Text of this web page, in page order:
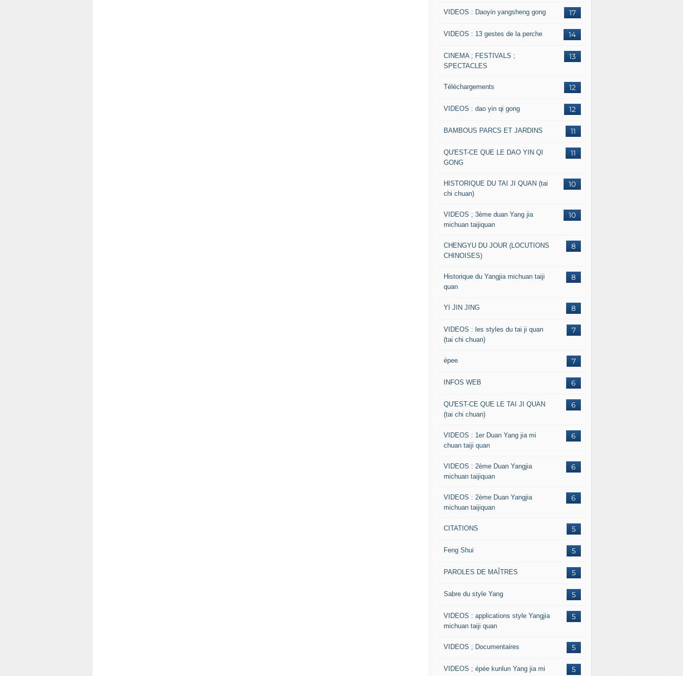
17
VIDEOS : Daoyin yangsheng gong
14
VIDEOS : 13 gestes de la perche
13
CINEMA ; FESTIVALS ;
SPECTACLES
12
Téléchargements
12
VIDEOS : dao yin qi gong
11
BAMBOUS PARCS ET JARDINS
11
QU'EST-CE QUE LE DAO YIN QI
GONG
10
HISTORIQUE DU TAI JI QUAN (tai
chi chuan)
10
VIDEOS ; 3ème duan Yang jia
michuan taijiquan
8
CHENGYU DU JOUR (LOCUTIONS
CHINOISES)
8
Historique du Yangjia michuan taiji
quan
8
YI JIN JING
7
VIDEOS : les styles du tai ji quan
(tai chi chuan)
7
épee
6
INFOS WEB
6
QU'EST-CE QUE LE TAI JI QUAN
(tai chi chuan)
6
VIDEOS : 1er Duan Yang jia mi
chuan taiji quan
6
VIDEOS : 2ème Duan Yangjia
michuan taijiquan
6
VIDEOS : 2ème Duan Yangjia
michuan taijiquan
5
CITATIONS
5
Feng Shui
5
PAROLES DE MAÎTRES
5
Sabre du style Yang
5
VIDEOS : applications style Yangjia
michuan taiji quan
5
VIDEOS ; Documentaires
5
VIDEOS ; épée kunlun Yang jia mi